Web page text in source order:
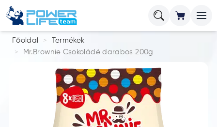
Főoldal
Termékek
Mr.Brownie Csokoládé darabos 200g